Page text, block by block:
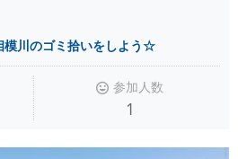
川のゴミ拾いをしよう☆
参加人数
1